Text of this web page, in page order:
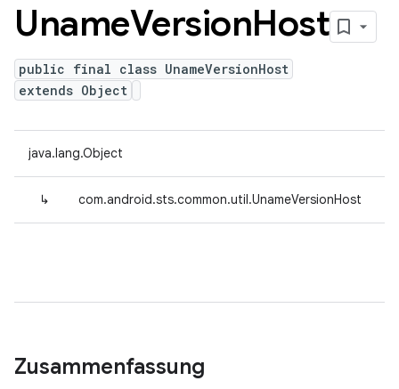
UnameVersionHost
public final class UnameVersionHost
extends Object
java.lang.Object
↳ com.android.sts.common.util.UnameVersionHost
Zusammenfassung